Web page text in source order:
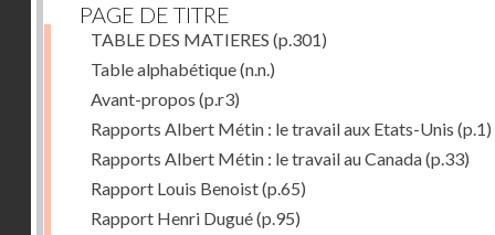
PAGE DE TITRE
TABLE DES MATIERES (p.301)
Table alphabétique(n.n.)
Avant-propos (p.r3)
Rapports Albert Métin : le travail aux Etats-Unis (p.1)
Rapports Albert Métin : le travail au Canada(p.33)
Rapport Louis Benoist(p.65)
Rapport Henri Dugué(p.95)